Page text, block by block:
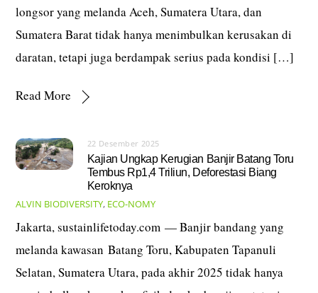
longsor yang melanda Aceh, Sumatera Utara, dan
Sumatera Barat tidak hanya menimbulkan kerusakan di
daratan, tetapi juga berdampak serius pada kondisi […]
Read More
22 Desember 2025
Kajian Ungkap Kerugian Banjir Batang Toru
Tembus Rp1,4 Triliun, Deforestasi Biang
Keroknya
ALVIN BIODIVERSITY, ECO-NOMY
Jakarta, sustainlifetoday.com — Banjir bandang yang
melanda kawasan Batang Toru, Kabupaten Tapanuli
Selatan, Sumatera Utara, pada akhir 2025 tidak hanya